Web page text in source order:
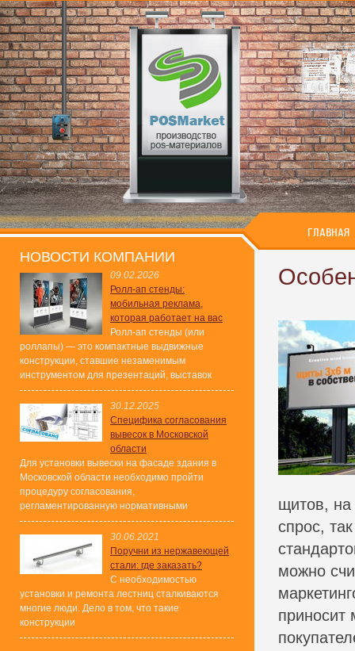
ГЛАВНАЯ
НОВОСТИ КОМПАНИИ
09.02.2026
Ролл-ап стенды:
мобильная реклама,
которая работает на вас
Ролл-ап стенды (или
роллапы) — это компактные выдвижные
конструкции, ставшие незаменимым
инструментом для презентаций, выставок
30.12.2025
Специфика согласования
вывесок в Московской
области
Для установки вывески на фасаде здания в
Московской области необходимо пройти
процедуру согласования,
регламентированную нормативными
30.06.2021
Поручни из нержавеющей
стали: где заказать?
С необходимостью
установки и ремонта лестниц сталкиваются
многие люди. Дело в том, что такие
конструкции
щитов, на
спрос,
можно
приносит